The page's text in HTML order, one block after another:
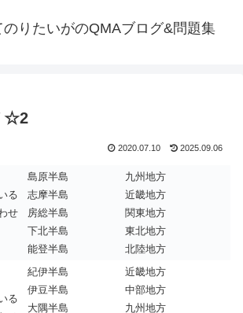
りたいがのQMAブログ&問題集
☆2
2020.07.10 2025.09.06
る
せ
島原半島
志摩半島
房総半島
下北半島
能登半島
九州地方
近畿地方
関東地方
東北地方
北陸地方
る
紀伊半島
伊豆半島
大隅半島
近畿地方
中部地方
九州地方